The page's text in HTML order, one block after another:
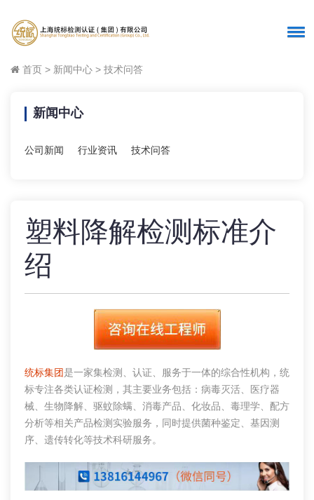
首页 > 新闻中心 > 技术问答
新闻中心
公司新闻 行业资讯 技术问答
塑料降解检测标准介
绍
统标集团是一家集检测、认证、服务于一体的综合性机构，统
标专注各类认证检测，其主要业务包括：病毒灭活、医疗器
械、生物降解、驱蚊除螨、消毒产品、化妆品、毒理学、配方
分析等相关产品检测实验服务，同时提供菌种鉴定、基因测
序、遗传转化等技术科研服务。